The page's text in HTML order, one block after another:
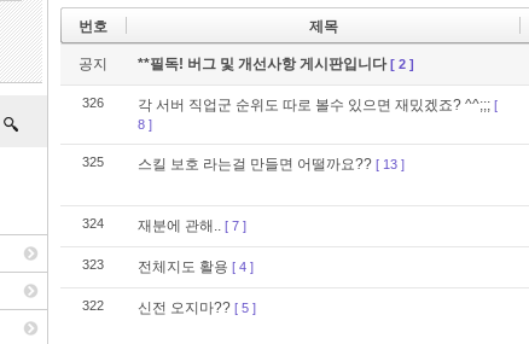
번호 제목
공지 **필독! 버그 및 개선사항 게시판입니다 [ 2 ]
326 각 서버 직업군 순위도 따로 볼수 있으면 재밌겠죠? ^^;;; [
8 ]
325 스킬 보호 라는걸 만들면 어떨까요?? [ 13 ]
324 재분에 관해.. [ 7 ]
323 전체지도 활용 [ 4 ]
322 신전 오지마?? [ 5 ]